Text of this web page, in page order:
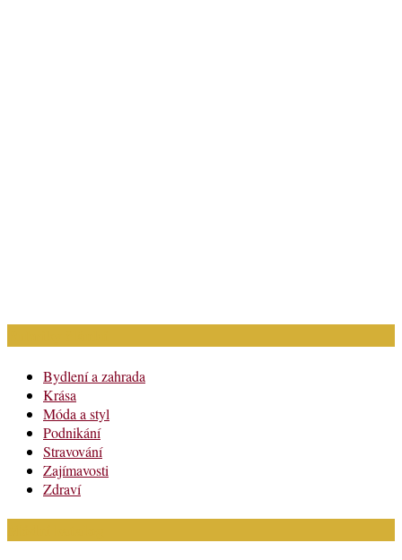
Bydlení a zahrada
Krása
Móda a styl
Podnikání
Stravování
Zajímavosti
Zdraví